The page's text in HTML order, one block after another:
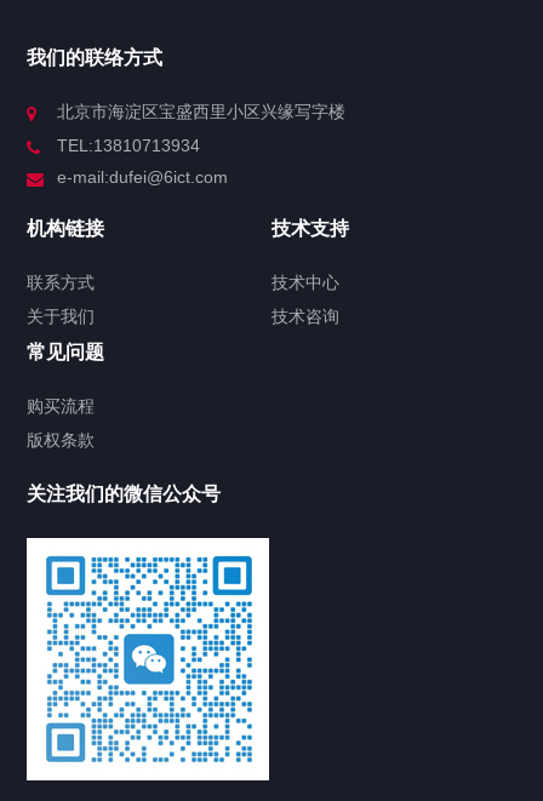
我们的联络方式
北京市海淀区宝盛西里小区兴缘写字楼
TEL:13810713934
e-mail:dufei@6ict.com
机构链接
联系方式
关于我们
技术支持
技术中心
技术咨询
常见问题
购买流程
版权条款
关注我们的微信公众号